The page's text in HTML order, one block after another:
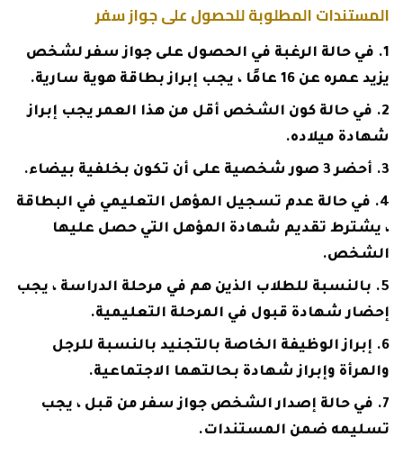
المستندات المطلوبة للحصول على جواز سفر
في حالة الرغبة في الحصول على جواز سفر لشخص
يزيد عمره عن 16 عامًا ، يجب إبراز بطاقة هوية سارية.
في حالة كون الشخص أقل من هذا العمر يجب إبراز
شهادة ميلاده.
أحضر 3 صور شخصية على أن تكون بخلفية بيضاء.
في حالة عدم تسجيل المؤهل التعليمي في البطاقة
، يشترط تقديم شهادة المؤهل التي حصل عليها
الشخص.
بالنسبة للطلاب الذين هم في مرحلة الدراسة ، يجب
إحضار شهادة قبول في المرحلة التعليمية.
إبراز الوظيفة الخاصة بالتجنيد بالنسبة للرجل
والمرأة وإبراز شهادة بحالتهما الاجتماعية.
في حالة إصدار الشخص جواز سفر من قبل ، يجب
تسليمه ضمن المستندات.